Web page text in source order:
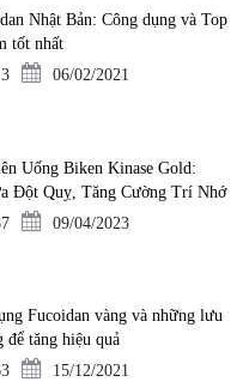
Nhật Bản: Công dụng và Top
tốt nhất
06/02/2021
Uống Biken Kinase Gold:
Đột Quỵ, Tăng Cường Trí Nhớ
09/04/2023
Fucoidan vàng và những lưu
để tăng hiệu quả
15/12/2021